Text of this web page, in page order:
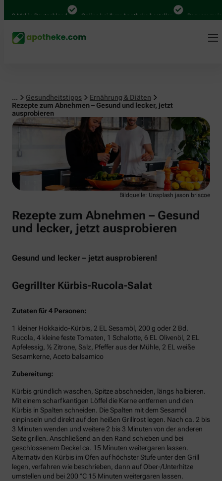
Deutschland Online bei Ihrer Apotheke bestellen Bequem zwischen
... Gesundheitstipps
Ernährung & Diäten
Rezepte zum Abnehmen – Gesund und lecker, jetzt
ausprobieren
Ernährung & Diäten
Bildquelle: Unsplash jason briscoe
Rezepte zum Abnehmen – Gesund
und lecker, jetzt ausprobieren
Gesund und lecker – jetzt ausprobieren!
Gegrillter Kürbis-Rucola-Salat
Zutaten für 4 Personen:
1 kleiner Hokkaido-Kürbis, 2 EL Sesamöl, 200 g oder 2 Bd.
Rucola, 4 kleine feste Tomaten, 1 Schalotte, 6 EL Olivenöl, 2 EL
Apfelessig, ½ Zitrone, Salz, Pfeffer aus der Mühle, 2 EL weiße
Sesamkerne, Aceto balsamico
Zubereitung:
Kürbis gründlich waschen, Spitze abschneiden, längs halbieren.
Mit einem scharfkantigen Löffel die Kerne entfernen und den
Kürbis in Spalten schneiden. Die Spalten mit dem Sesamöl
einpinseln und direkt auf den heißen Grillrost legen. Nach ca. 2 bis
3 Minuten wenden und weitere 2 bis 3 Minuten von der anderen
Seite grillen. Anschließend an den Rand schieben und bei
geschlossenem Deckel ca. 15 Minuten weitergaren lassen.
Alternativ den Kürbis im Ofen auf höchster Stufe unter den Grill
legen, verfahren wie beschrieben, dann auf Ober-/Unterhitze
umstellen und bei 200 °C 15 Minuten weitergaren lassen.